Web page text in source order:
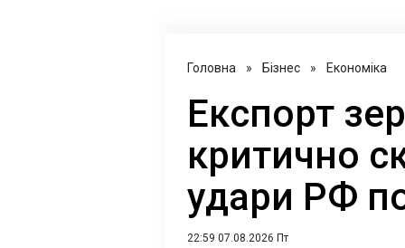
Головна » Бізнес » Економіка
Експорт
критично
удари РФ
22:59 07.08.2026 Пт